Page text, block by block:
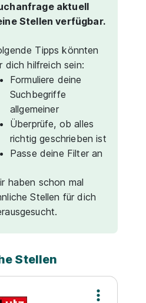
aktuell
Stellen verfügbar.
Tipps könnten
dich hilfreich sein:
Formuliere deine
Suchbegriffe
allgemeiner
Überprüfe, ob alles
richtig geschrieben ist
Passe deine Filter an
haben schon mal
Stellen für dich
Stellen